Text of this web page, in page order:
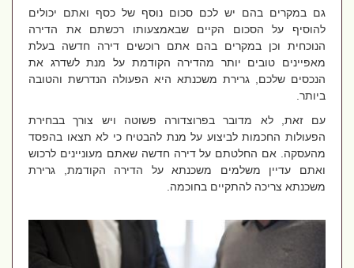
גם במקרים בהם יש לכם סכום נוסף של כסף ואתם יכולים
להוסיף על הסכום הקיים שבאמצעותו רכשתם את הדירה
הנוכחית וכן במקרים בהם אתם רוכשים דירה חדשה בעלת
מאפיינים טובים יותר מהדירה הקודמת על מנת לשדרג את
הנכסים שלכם, גרירת משכנתא היא הפעולה הנדרשת והטובה
ביותר.
עם זאת, לא מדובר בפרוצדורה פשוטה ויש צורך בבחירת
הפעולות החכמות לביצוע על מנת להבטיח כי לא תצאו בהפסד
מהעסקה. אם החלטתם על דירה חדשה שאתם מעוניינים לרכוש
ואתם עדיין משלמים משכנתא על הדירה הקודמת, גרירת
משכנתא צריכה להתקיים בחוכמה.